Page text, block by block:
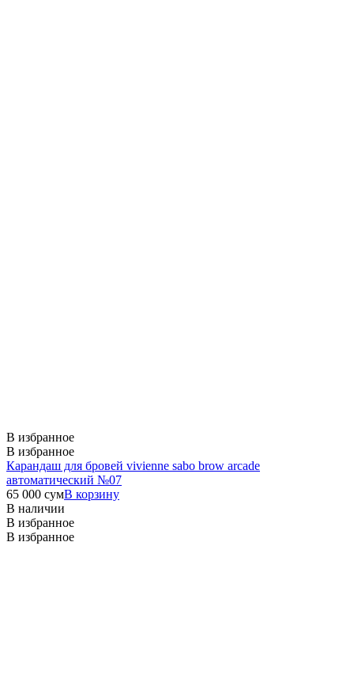
В избранное
В избранное
Карандаш для бровей vivienne sabo brow arcade
автоматический №07
65 000 сумВ корзину
В наличии
В избранное
В избранное